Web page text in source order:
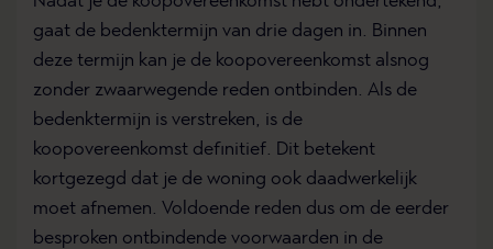
gaat de bedenktermijn van drie dagen in. Binnen
deze termijn kan je de koopovereenkomst alsnog
zonder zwaarwegende reden ontbinden. Als de
bedenktermijn is verstreken, is de
koopovereenkomst definitief. Dit betekent
kortgezegd dat je de woning ook daadwerkelijk
moet afnemen. Voldoende reden dus om de eerder
besproken ontbindende voorwaarden in de